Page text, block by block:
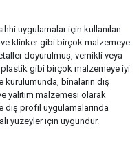
uygulamalar için kullanılan
ve klinker gibi birçok malzemeye
doyurulmuş, vernikli veya
plastik gibi birçok malzemeye iyi
kurulumunda, binaların dış
yalıtım malzemesi olarak
dış profil uygulamalarında
yüzeyler için uygundur.